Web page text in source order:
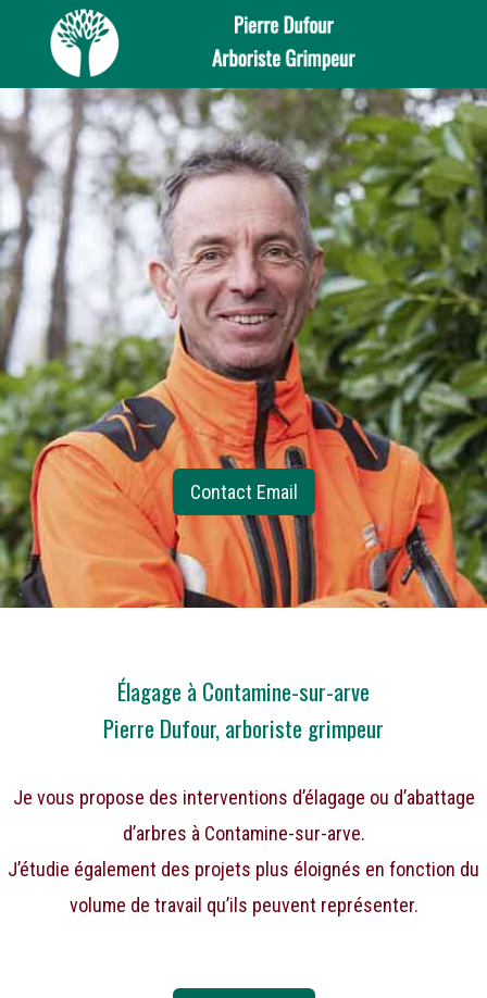
Contact Email
Élagage à Contamine-sur-arve
Pierre Dufour, arboriste grimpeur
Je vous propose des interventions d’élagage ou d’abattage
d’arbres à Contamine-sur-arve.
J’étudie également des projets plus éloignés en fonction du
volume de travail qu’ils peuvent représenter.